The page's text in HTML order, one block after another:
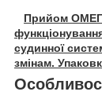
Прийом
судинної
змінам.